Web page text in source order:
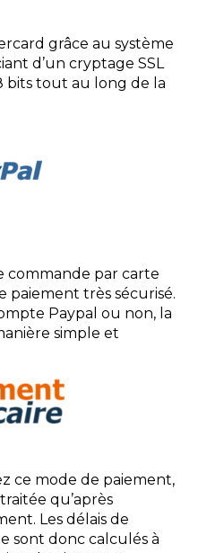
grâce au système
d’un cryptage SSL
bits tout au long de la
commande par carte
paiement très sécurisé.
Paypal ou non, la
simple et
ce mode de paiement,
qu’après
Les délais de
sont donc calculés à